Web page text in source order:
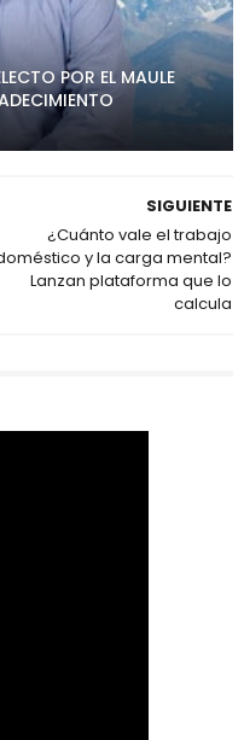
POR EL MAULE
SIGUIENTE
¿Cuánto vale el trabajo
y la carga mental?
Lanzan plataforma que lo
calcula